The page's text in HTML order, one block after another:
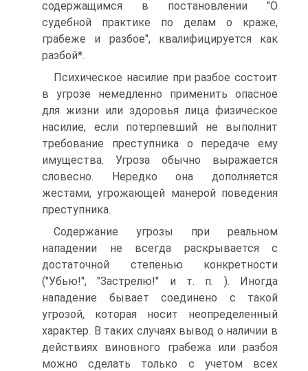
содержащимся в постановлении "О
судебной практике по делам о краже,
грабеже и разбое", квалифицируется как
разбой*.
Психическое насилие при разбое состоит
в угрозе немедленно применить опасное
для жизни или здоровья лица физическое
насилие, если потерпевший не выполнит
требование преступника о передаче ему
имущества. Угроза обычно выражается
словесно. Нередко она дополняется
жестами, угрожающей манерой поведения
преступника.
Содержание угрозы при реальном
нападении не всегда раскрывается с
достаточной степенью конкретности
("Убью!", "Застрелю!" и т. п. ). Иногда
нападение бывает соединено с такой
угрозой, которая носит неопределенный
характер. В таких случаях вывод о наличии в
действиях виновного грабежа или разбоя
можно сделать только с учетом всех